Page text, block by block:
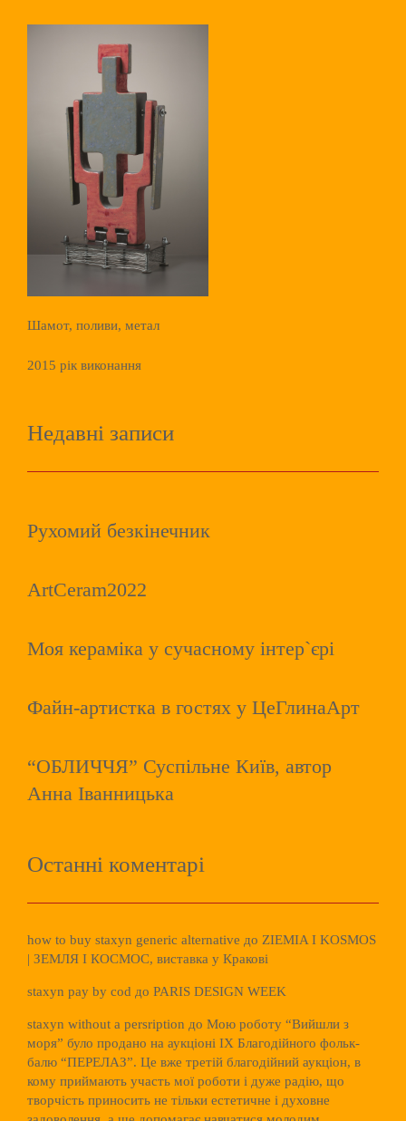
Шамот, поливи, метал
2015 рік виконання
Недавні записи
Рухомий безкінечник
ArtCeram2022
Моя кераміка у сучасному інтер`єрі
Файн-артистка в гостях у ЦеГлинаАрт
“ОБЛИЧЧЯ” Суспільне Київ, автор
Анна Іванницька
Останні коментарі
how to buy staxyn generic alternative до ZIEMIA I KOSMOS
| ЗЕМЛЯ І КОСМОС, виставка у Кракові
staxyn pay by cod до PARIS DESIGN WEEK
staxyn without a persription до Мою роботу “Вийшли з
моря” було продано на аукціоні ІХ Благодійного фольк-
балю “ПЕРЕЛАЗ”. Це вже третій благодійний аукціон, в
кому приймають участь мої роботи і дуже радію, що
творчість приносить не тільки естетичне і духовне